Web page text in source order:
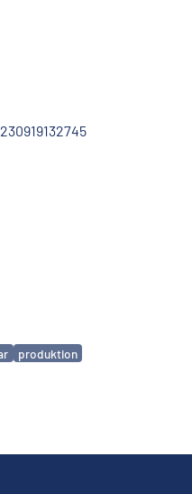
produktion